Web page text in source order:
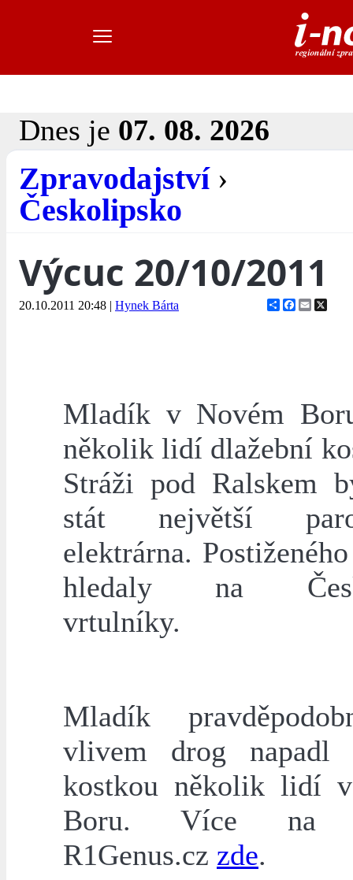
Dnes je 07. 08. 2026
Zpravodajství›
Českolipsko
Výcuc 20/10/2011
20.10.2011 20:48 | Hynek Bárta ShareFacebook
Email
Mladík v Novém
několik lidí dlažební
Stráži pod Ralskem
stát největší
elektrárna.
hledaly na
vrtulníky.
Mladík
vlivem drog napadl
kostkou několik lidí
Boru. Více na
R1Genus.cz zde.